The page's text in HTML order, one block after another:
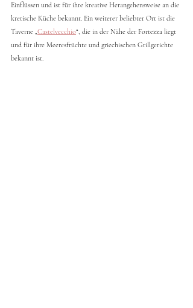
Einflüssen und ist für ihre kreative Herangehensweise an die
kretische Küche bekannt. Ein weiterer beliebter Ort ist die
Taverne „Castelvecchio“, die in der Nähe der Fortezza liegt
und für ihre Meeresfrüchte und griechischen Grillgerichte
bekannt ist.